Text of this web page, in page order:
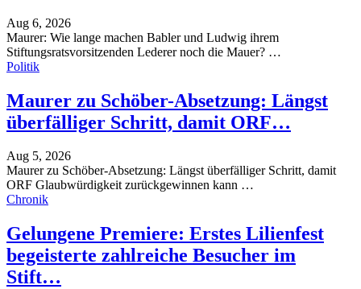
Aug 6, 2026
Maurer: Wie lange machen Babler und Ludwig ihrem
Stiftungsratsvorsitzenden Lederer noch die Mauer? …
Politik
Maurer zu Schöber-Absetzung: Längst
überfälliger Schritt, damit ORF…
Aug 5, 2026
Maurer zu Schöber-Absetzung: Längst überfälliger Schritt, damit
ORF Glaubwürdigkeit zurückgewinnen kann …
Chronik
Gelungene Premiere: Erstes Lilienfest
begeisterte zahlreiche Besucher im
Stift…